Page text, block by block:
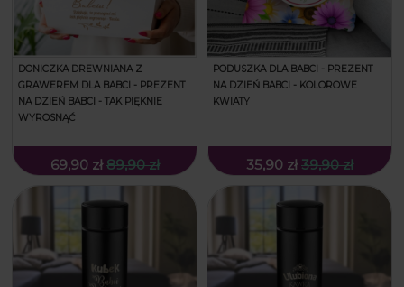
DONICZKA DREWNIANA Z
GRAWEREM DLA BABCI - PREZENT
NA DZIEŃ BABCI - TAK PIĘKNIE
WYROSNĄĆ
69,90 zł 89,90 zł
PODUSZKA DLA BABCI - PREZENT
NA DZIEŃ BABCI - KOLOROWE
KWIATY
35,90 zł 39,90 zł